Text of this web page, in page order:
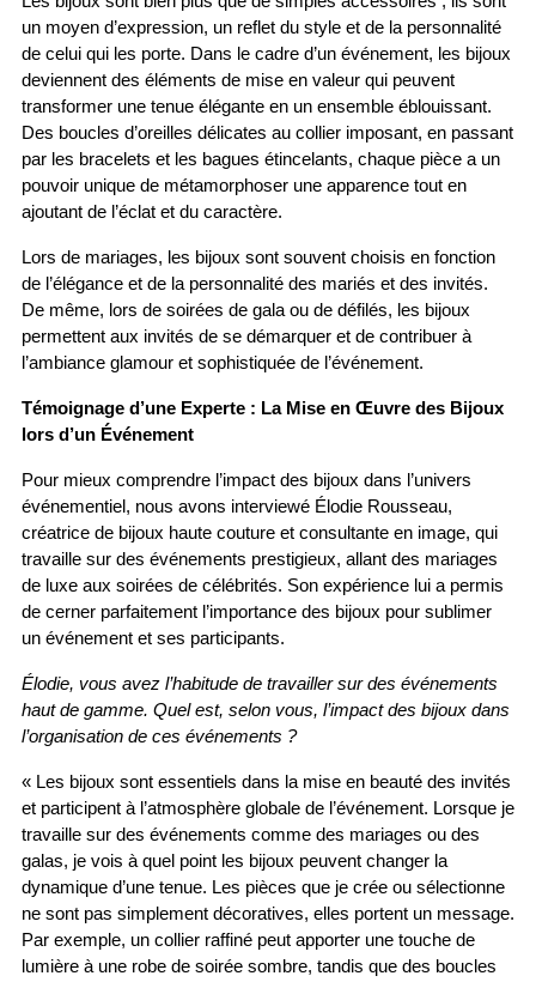
un moyen d’expression, un reflet du style et de la personnalité
de celui qui les porte. Dans le cadre d’un événement, les bijoux
deviennent des éléments de mise en valeur qui peuvent
transformer une tenue élégante en un ensemble éblouissant.
Des boucles d’oreilles délicates au collier imposant, en passant
par les bracelets et les bagues étincelants, chaque pièce a un
pouvoir unique de métamorphoser une apparence tout en
ajoutant de l’éclat et du caractère.
Lors de mariages, les bijoux sont souvent choisis en fonction
de l’élégance et de la personnalité des mariés et des invités.
De même, lors de soirées de gala ou de défilés, les bijoux
permettent aux invités de se démarquer et de contribuer à
l’ambiance glamour et sophistiquée de l’événement.
Témoignage d’une Experte : La Mise en Œuvre des Bijoux
lors d’un Événement
Pour mieux comprendre l’impact des bijoux dans l’univers
événementiel, nous avons interviewé Élodie Rousseau,
créatrice de bijoux haute couture et consultante en image, qui
travaille sur des événements prestigieux, allant des mariages
de luxe aux soirées de célébrités. Son expérience lui a permis
de cerner parfaitement l’importance des bijoux pour sublimer
un événement et ses participants.
Élodie, vous avez l’habitude de travailler sur des événements
haut de gamme. Quel est, selon vous, l’impact des bijoux dans
l’organisation de ces événements ?
« Les bijoux sont essentiels dans la mise en beauté des invités
et participent à l’atmosphère globale de l’événement. Lorsque je
travaille sur des événements comme des mariages ou des
galas, je vois à quel point les bijoux peuvent changer la
dynamique d’une tenue. Les pièces que je crée ou sélectionne
ne sont pas simplement décoratives, elles portent un message.
Par exemple, un collier raffiné peut apporter une touche de
lumière à une robe de soirée sombre, tandis que des boucles